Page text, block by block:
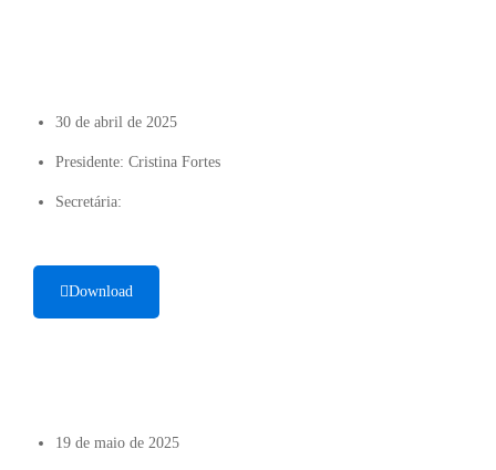
30 de abril de 2025
Presidente: Cristina Fortes
Secretária:
Download
19 de maio de 2025